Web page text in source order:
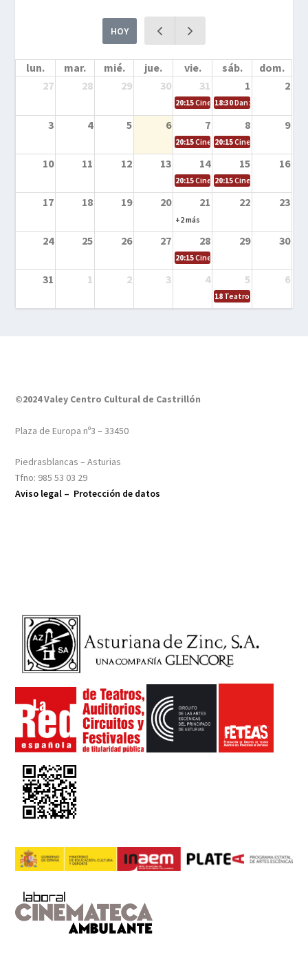
HOY
lun. mar. mié. jue. vie. sáb.
dom.
27
28 29 30 31 1 2
20:15Cine en la calle – Cómo
18:30Danza – Cita en el
3 4 5 6 7 8 9
20:15Cine en la calle – El niño y la
20:15Cine en la calle –
10 11 12 13 14 15 16
20:15Cine en la calle – Tortugas
20:15Cine en la calle –
17 18 19 20 21 22 23
+2 más
24 25 26 27 28 29 30
20:15Cine en el calle – Tintín y el
31 1 2 3 4 5 6
18 Teatro – Tres
©2024 Valey Centro Cultural de Castrillón
Plaza de Europa nº3 – 33450
Piedrasblancas – Asturias
Tfno: 985 53 03 29
Aviso legal – Protección de datos